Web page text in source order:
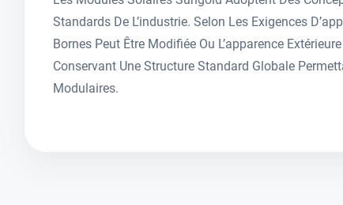
Standards De L’industrie. Selon Les Exigences
Bornes Peut Être Modifiée Ou L’apparence
Conservant Une Structure Standard Globale
Modulaires.